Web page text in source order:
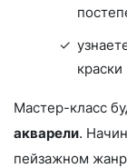
краски
Мастер-класс
акварели.
пейзажном